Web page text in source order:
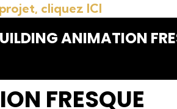
cliquez ICI
ANIMATION
FRESQUE